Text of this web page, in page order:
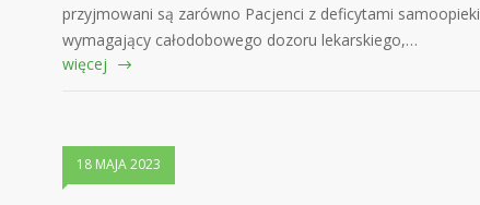
przyjmowani są zarówno Pacjenci z deficytami samoopieki
wymagający całodobowego dozoru lekarskiego,…
więcej
18 MAJA 2023